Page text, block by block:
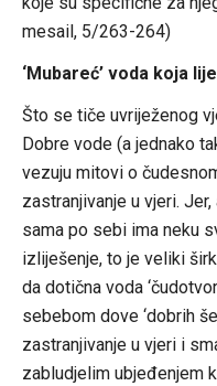
mesail, 5/263-264)
‘Mubareć’ voda koja
Što se tiče uvriježenog
Dobre vode (a jednako
vezuju mitovi o
zastranjivanje u vjeri.
sama po sebi ima neku
izliješenje, to je veliki
da dotična voda
sebebom dove ‘dobrih
zastranjivanje u vjeri i
zabludjelim ubjeđenjem